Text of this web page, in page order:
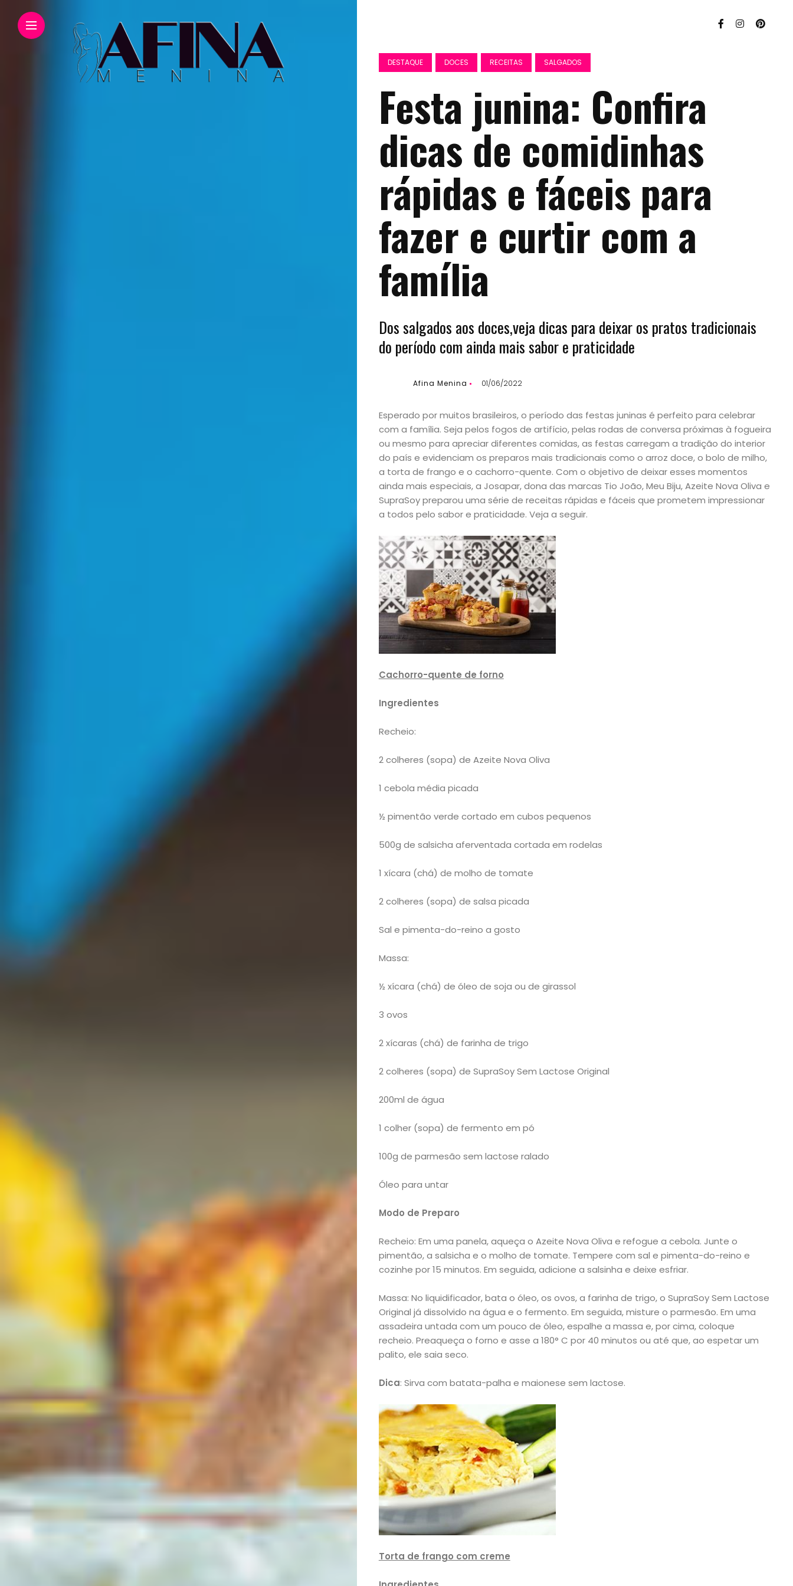
Início
Academia
Beleza
Bora
lá!
Casa
e
Decoração
Exclusiva
Homem
Mães
&
Filhos
Notícias
DESTAQUE DOCES RECEITAS SALGADOS
Festa junina: Confira
dicas de comidinhas
rápidas e fáceis para
fazer e curtir com a
família
Dos salgados aos doces,veja dicas para deixar os pratos tradicionais
do período com ainda mais sabor e praticidade
Afina Menina 01/06/2022
Esperado por muitos brasileiros, o período das festas juninas é perfeito para celebrar
com a família. Seja pelos fogos de artifício, pelas rodas de conversa próximas à fogueira
ou mesmo para apreciar diferentes comidas, as festas carregam a tradição do interior
do país e evidenciam os preparos mais tradicionais como o arroz doce, o bolo de milho,
a torta de frango e o cachorro-quente. Com o objetivo de deixar esses momentos
ainda mais especiais, a Josapar, dona das marcas Tio João, Meu Biju, Azeite Nova Oliva e
SupraSoy preparou uma série de receitas rápidas e fáceis que prometem impressionar
a todos pelo sabor e praticidade. Veja a seguir.
Cachorro-quente de forno
Ingredientes
Recheio:
2 colheres (sopa) de Azeite Nova Oliva
1 cebola média picada
½ pimentão verde cortado em cubos pequenos
500g de salsicha aferventada cortada em rodelas
1 xícara (chá) de molho de tomate
2 colheres (sopa) de salsa picada
Sal e pimenta-do-reino a gosto
Massa:
½ xícara (chá) de óleo de soja ou de girassol
3 ovos
2 xícaras (chá) de farinha de trigo
2 colheres (sopa) de SupraSoy Sem Lactose Original
200ml de água
1 colher (sopa) de fermento em pó
100g de parmesão sem lactose ralado
Óleo para untar
Modo de Preparo
Recheio: Em uma panela, aqueça o Azeite Nova Oliva e refogue a cebola. Junte o
pimentão, a salsicha e o molho de tomate. Tempere com sal e pimenta-do-reino e
cozinhe por 15 minutos. Em seguida, adicione a salsinha e deixe esfriar.
Massa: No liquidificador, bata o óleo, os ovos, a farinha de trigo, o SupraSoy Sem Lactose
Original já dissolvido na água e o fermento. Em seguida, misture o parmesão. Em uma
assadeira untada com um pouco de óleo, espalhe a massa e, por cima, coloque
recheio. Preaqueça o forno e asse a 180° C por 40 minutos ou até que, ao espetar um
palito, ele saia seco.
Dica: Sirva com batata-palha e maionese sem lactose.
Torta de frango com creme